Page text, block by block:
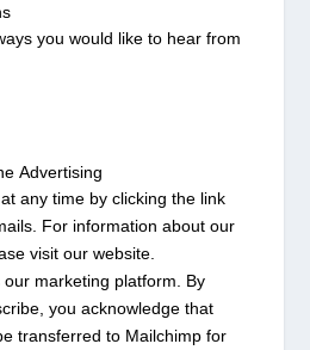
you would like to hear from
Advertising
any time by clicking the link
For information about our
visit our website.
marketing platform. By
you acknowledge that
transferred to Mailchimp for